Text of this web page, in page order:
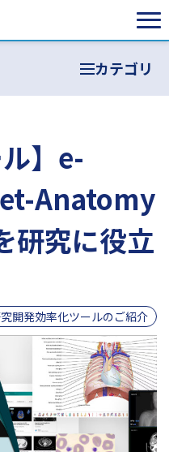
カテゴリ
】e-
Anatomy
研究に役立
開発効率化ツールのご紹介